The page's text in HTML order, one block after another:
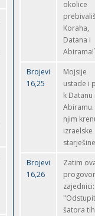
okolice
Koraha,
Datana i
Brojevi
16,25
Mojsije
ustade i
k Datanu
njim
izraelske
Brojevi
16,26
Zatim
zajednici:
šatora tih